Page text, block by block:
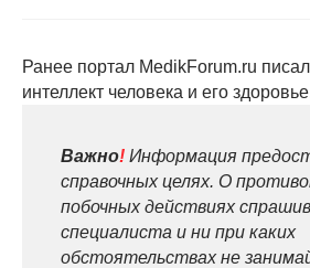
Ранее портал MedikForum.ru
интеллект человека и его
Важно! Информация
справочных целях. О
побочных действиях
специалиста и ни при каких
обстоятельствах не